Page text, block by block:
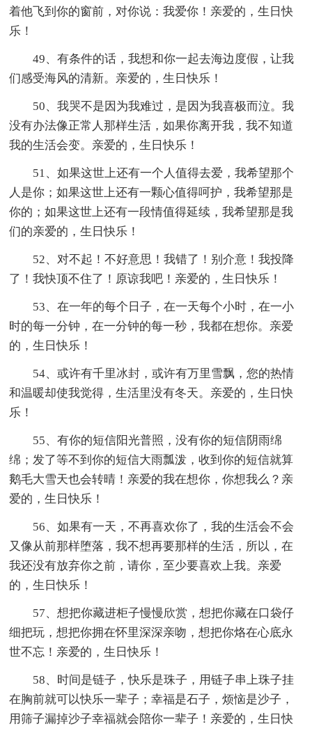
着他飞到你的窗前，对你说：我爱你！亲爱的，生日快
乐！
49、有条件的话，我想和你一起去海边度假，让我
们感受海风的清新。亲爱的，生日快乐！
50、我哭不是因为我难过，是因为我喜极而泣。我
没有办法像正常人那样生活，如果你离开我，我不知道
我的生活会变。亲爱的，生日快乐！
51、如果这世上还有一个人值得去爱，我希望那个
人是你；如果这世上还有一颗心值得呵护，我希望那是
你的；如果这世上还有一段情值得延续，我希望那是我
们的亲爱的，生日快乐！
52、对不起！不好意思！我错了！别介意！我投降
了！我快顶不住了！原谅我吧！亲爱的，生日快乐！
53、在一年的每个日子，在一天每个小时，在一小
时的每一分钟，在一分钟的每一秒，我都在想你。亲爱
的，生日快乐！
54、或许有千里冰封，或许有万里雪飘，您的热情
和温暖却使我觉得，生活里没有冬天。亲爱的，生日快
乐！
55、有你的短信阳光普照，没有你的短信阴雨绵
绵；发了等不到你的短信大雨瓢泼，收到你的短信就算
鹅毛大雪天也会转晴！亲爱的我在想你，你想我么？亲
爱的，生日快乐！
56、如果有一天，不再喜欢你了，我的生活会不会
又像从前那样堕落，我不想再要那样的生活，所以，在
我还没有放弃你之前，请你，至少要喜欢上我。亲爱
的，生日快乐！
57、想把你藏进柜子慢慢欣赏，想把你藏在口袋仔
细把玩，想把你拥在怀里深深亲吻，想把你烙在心底永
世不忘！亲爱的，生日快乐！
58、时间是链子，快乐是珠子，用链子串上珠子挂
在胸前就可以快乐一辈子；幸福是石子，烦恼是沙子，
用筛子漏掉沙子幸福就会陪你一辈子！亲爱的，生日快